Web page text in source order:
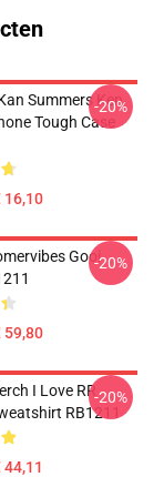
Summers Ken
Tough Case
16,10
-20%
Gooi
59,80
-20%
I Love RR
RB1211
44,11
-20%